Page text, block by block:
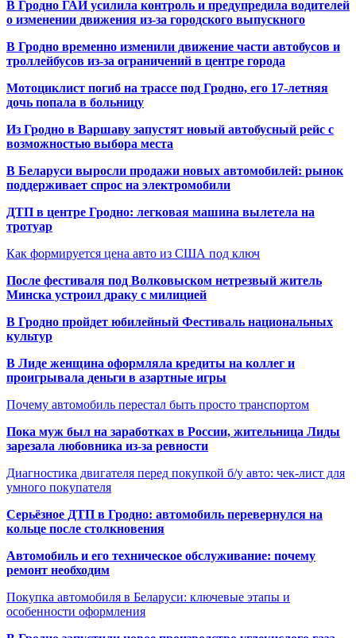
В Гродно ГАИ усилила контроль и предупредила водителей
о изменении движения из-за городского выпускного
В Гродно временно изменили движение части автобусов и
троллейбусов из-за ограничений в центре города
Мотоциклист погиб на трассе под Гродно, его 17-летняя
дочь попала в больницу
Из Гродно в Варшаву запустят новый автобусный рейс с
возможностью выбора места
В Беларуси выросли продажи новых автомобилей: рынок
поддерживает спрос на электромобили
ДТП в центре Гродно: легковая машина вылетела на
тротуар
Как формируется цена авто из США под ключ
После фестиваля под Волковыском нетрезвый житель
Минска устроил драку с милицией
В Гродно пройдет юбилейный Фестиваль национальных
культур
В Лиде женщина оформляла кредиты на коллег и
проигрывала деньги в азартные игры
Почему автомобиль перестал быть просто транспортом
Пока муж был на заработках в России, жительница Лиды
зарезала любовника из-за ревности
Диагностика двигателя перед покупкой б/у авто: чек-лист для
умного покупателя
Серьёзное ДТП в Гродно: автомобиль перевернулся на
кольце после столкновения
Автомобиль и его техническое обслуживание: почему
ремонт необходим
Покупка автомобиля в Беларуси: ключевые этапы и
особенности оформления